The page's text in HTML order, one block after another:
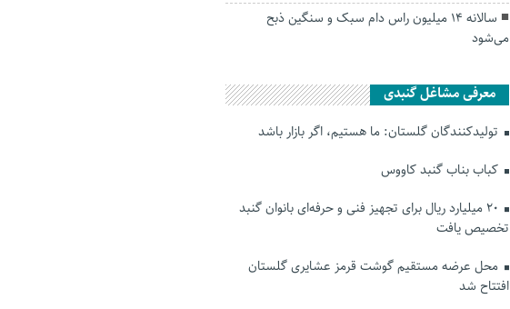
سالانه ۱۴ میلیون راس دام سبک و سنگین ذبح
می‌شود
معرفی مشاغل گنبدی
تولیدکنندگان گلستان: ما هستیم، اگر بازار باشد
کباب بناب گنبد کاووس
۲۰ میلیارد ریال برای تجهیز فنی و حرفه‌ای بانوان گنبد
تخصیص یافت
محل عرضه مستقیم گوشت قرمز عشایری گلستان
افتتاح شد